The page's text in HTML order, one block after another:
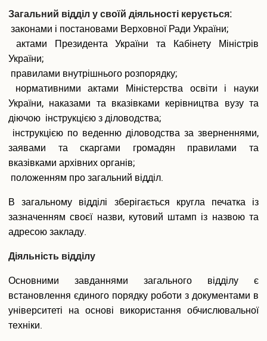
Освітні програми
Подача електронної заяви
Поновлення та переведення на навчання
Реєстраціія електронного кабіінету для вступу на
магістратуру
Інформація про вступ до аспірантури і докторантури
Програми вступних випробувань
Співбесіда
Рейтингові списки
Захист персональних даних
Ваучер на навчання від центру зайнятості
Особам з особливими освітніми потребами
Військова кафедра
Проживання студентів
Освіта іноземних студентів
Студенту
Оголошення
Освітній процес
Розклади занять
Електронні журнали обліку успішності
Плани гостьових лекцій
Навчально-методичне забезпечення
Загальний відділ у своїй діяльності керується:
законами і постановами Верховної Ради України;
актами Президента України та Кабінету Міністрів
України;
правилами внутрішнього розпорядку;
нормативними актами Міністерства освіти і науки
України, наказами та вказівками керівництва вузу та
діючою інструкцією з діловодства;
інструкцією по веденню діловодства за зверненнями,
заявами та скаргами громадян правилами та
вказівками архівних органів;
положенням про загальний відділ.
В загальному відділі зберігається кругла печатка із
зазначенням своєї назви, кутовий штамп із назвою та
адресою закладу.
Діяльність відділу
Основними завданнями загального відділу є
встановлення єдиного порядку роботи з документами в
університеті на основі використання обчислювальної
техніки.